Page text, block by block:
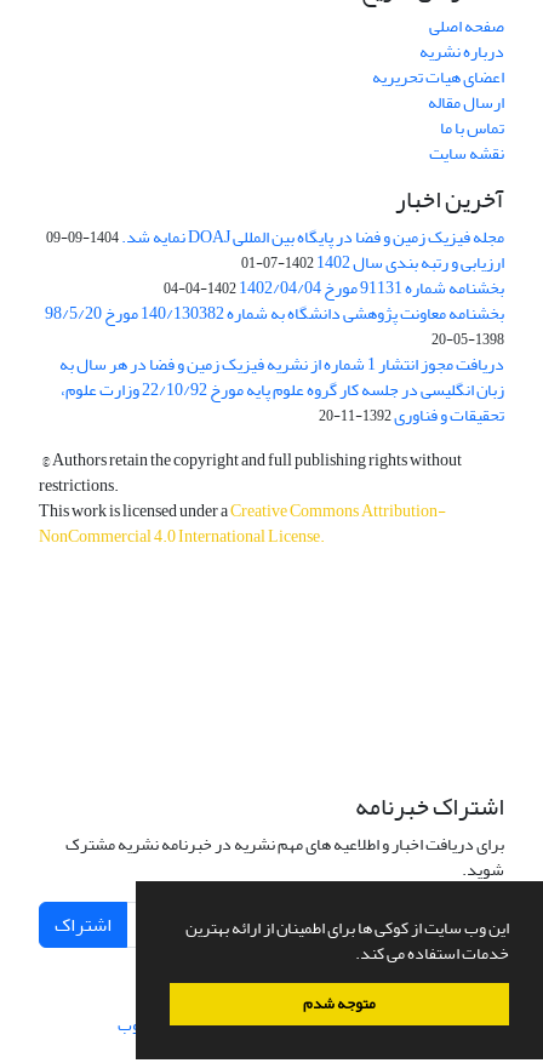
این وب سایت از کوکی ها برای اطمینان از ارائه بهترین
خدمات استفاده می کند.
متوجه شدم
صفحه اصلی
درباره نشریه
اعضای هیات تحریریه
ارسال مقاله
تماس با ما
نقشه سایت
آخرین اخبار
مجله فیزیک زمین و فضا در پایگاه بین المللی DOAJ نمایه شد. 1404-09-09
ارزیابی و رتبه بندی سال 1402 1402-07-01
بخشنامه شماره 91131 مورخ 1402/04/04 1402-04-04
بخشنامه معاونت پژوهشی دانشگاه به شماره 140/130382 مورخ 98/5/20
1398-05-20
دریافت مجوز انتشار 1 شماره از نشریه فیزیک زمین و فضا در هر سال به
زبان انگلیسی در جلسه کار گروه علوم پایه مورخ 22/10/92 وزارت علوم،
تحقیقات و فناوری1392-11-20
© Authors retain the copyright and full publishing rights without
restrictions.
This work is licensed under aCreative Commons Attribution-
NonCommercial 4.0 International License.
اشتراک خبرنامه
برای دریافت اخبار و اطلاعیه های مهم نشریه در خبرنامه نشریه مشترک
شوید.
اشتراک
سامانه مدیریت نشریات علمی.طراحی و پیاده سازی از سیناوب